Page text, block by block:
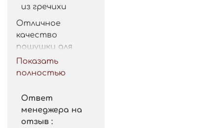
из гречихи
Отличное
качество
пошушки для
такой цены.
Рекомендую.
Показать
полностью
Ответ
менеджера на
отзыв :